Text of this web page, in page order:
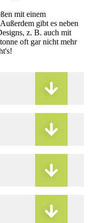
mit einem
gibt es neben
z. B. auch mit
oft gar nicht mehr